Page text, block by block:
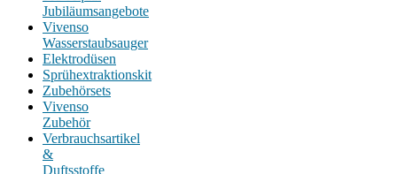
Jubiläumsangebote
Vivenso
Wasserstaubsauger
Elektrodüsen
Sprühextraktionskit
Zubehörsets
Vivenso
Zubehör
Verbrauchsartikel
&
Duftsstoffe